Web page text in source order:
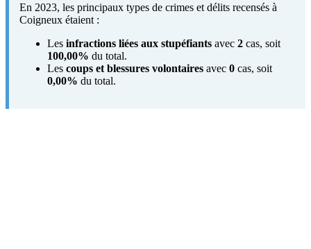
En 2023, les principaux types de crimes et délits recensés à
Coigneux étaient :
Les infractions liées aux stupéfiants avec 2 cas, soit
100,00% du total.
Les coups et blessures volontaires avec 0 cas, soit
0,00% du total.